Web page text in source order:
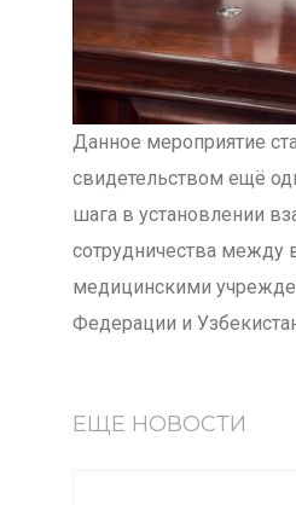
Данное мероприятие
свидетельством ещё
шага в установлении
сотрудничества между
медицинскими
Федерации и
ЕЩЕ НОВОСТИ